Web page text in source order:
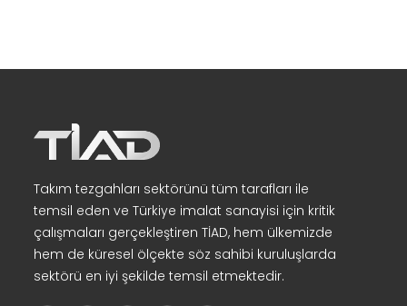
Takım tezgahları sektörünü tüm tarafları ile
temsil eden ve Türkiye imalat sanayisi için kritik
çalışmaları gerçekleştiren TİAD, hem ülkemizde
hem de küresel ölçekte söz sahibi kuruluşlarda
sektörü en iyi şekilde temsil etmektedir.